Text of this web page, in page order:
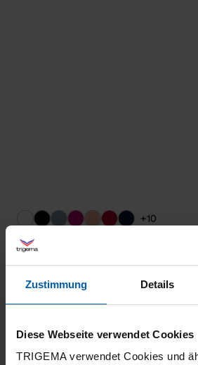
Zustimmung Details
Diese Webseite verwendet Cookies
TRIGEMA verwendet Cookies und
+10
polo shirt
from 55,60 €